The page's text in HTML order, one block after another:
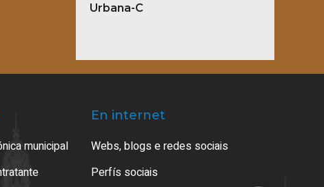
Urbana-C
municipal
En internet
Webs, blogs e redes sociais
Perfís sociais